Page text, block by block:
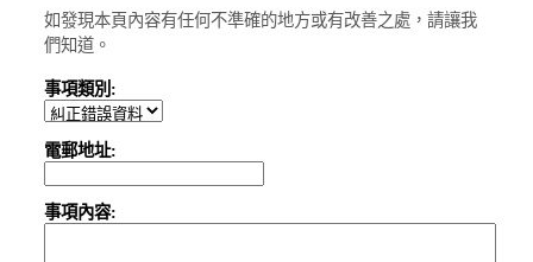
如發現本頁內容有任何不準確的地方或有改善之處，請讓我
們知道。
事項類別:
電郵地址:
事項內容: